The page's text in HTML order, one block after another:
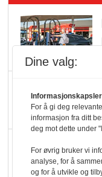
Dine valg:
For å gi deg
informasjon fra ditt
deg mot dette under
For øvrig bruker vi
analyse, for å
og for å utvikle og